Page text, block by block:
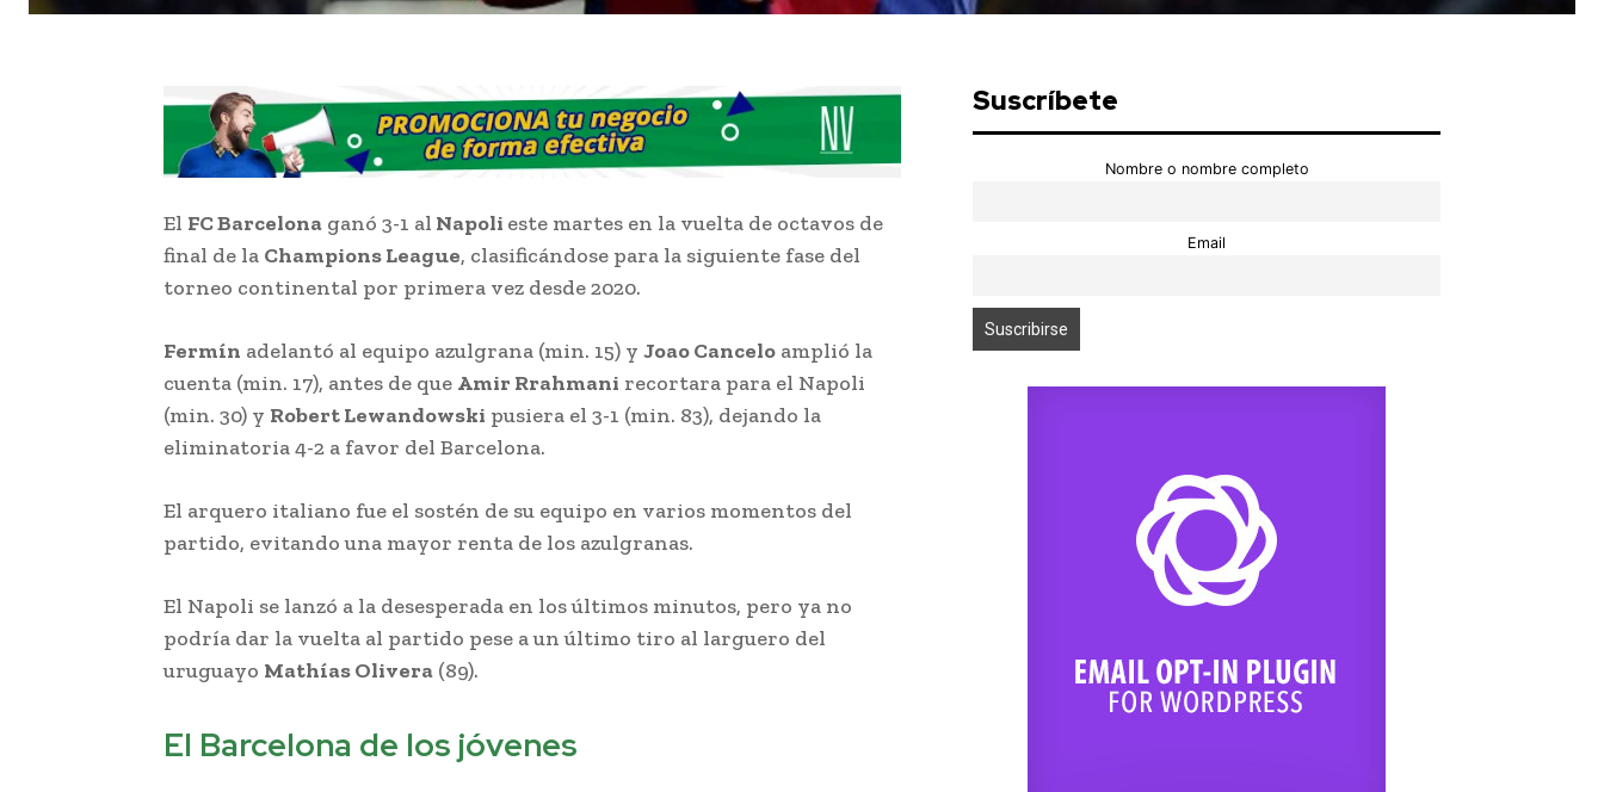
El FC Barcelona ganó 3-1 al Napoli este martes en la vuelta de octavos de
final de la Champions League, clasificándose para la siguiente fase del
torneo continental por primera vez desde 2020.
Fermín adelantó al equipo azulgrana (min. 15) y Joao Cancelo amplió la
cuenta (min. 17), antes de que Amir Rrahmani recortara para el Napoli
(min. 30) y Robert Lewandowski pusiera el 3-1 (min. 83), dejando la
eliminatoria 4-2 a favor del Barcelona.
El arquero italiano fue el sostén de su equipo en varios momentos del
partido, evitando una mayor renta de los azulgranas.
El Napoli se lanzó a la desesperada en los últimos minutos, pero ya no
podría dar la vuelta al partido pese a un último tiro al larguero del
uruguayo Mathías Olivera (89).
El Barcelona de los jóvenes
Suscríbete
Nombre o nombre completo
Email